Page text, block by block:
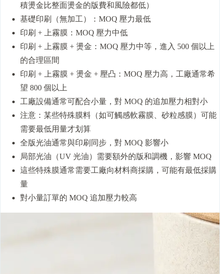
積燙金比整面燙金的版費和風險都低）
基礎印刷（無加工）：MOQ 壓力最低
印刷 + 上霧膜：MOQ 壓力中低
印刷 + 上霧膜 + 燙金：MOQ 壓力中等，進入 500 個以上
的合理區間
印刷 + 上霧膜 + 燙金 + 壓凸：MOQ 壓力高，工廠通常希
望 800 個以上
工廠設備通常可配合小量，對 MOQ 的追加壓力相對小
注意：某些特殊膜料（如可觸感軟霧膜、砂粒感膜）可能
需要最低用量才划算
全版光油通常與印刷同步，對 MOQ 影響小
局部光油（UV 光油）需要額外的版和調機，影響 MOQ
這些特殊膜通常需要工廠向材料商採購，可能有最低採購
量
對小量訂單的 MOQ 追加壓力較高